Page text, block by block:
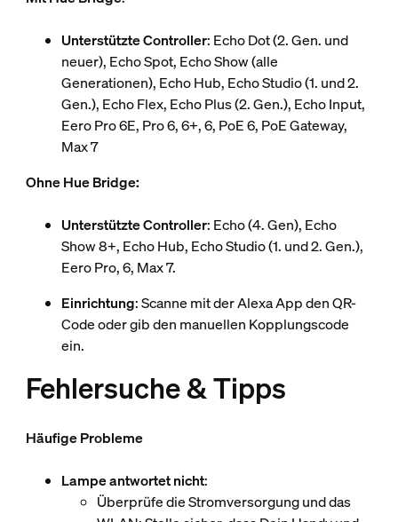
Unterstützte Controller: Echo Dot (2. Gen. und
neuer), Echo Spot, Echo Show (alle
Generationen), Echo Hub, Echo Studio (1. und 2.
Gen.), Echo Flex, Echo Plus (2. Gen.), Echo Input,
Eero Pro 6E, Pro 6, 6+, 6, PoE 6, PoE Gateway,
Max 7
Ohne Hue Bridge:
Unterstützte Controller: Echo (4. Gen), Echo
Show 8+, Echo Hub, Echo Studio (1. und 2. Gen.),
Eero Pro, 6, Max 7.
Einrichtung: Scanne mit der Alexa App den QR-
Code oder gib den manuellen Kopplungscode
ein.
Fehlersuche & Tipps
Häufige Probleme
Lampe antwortet nicht:
Überprüfe die Stromversorgung und das